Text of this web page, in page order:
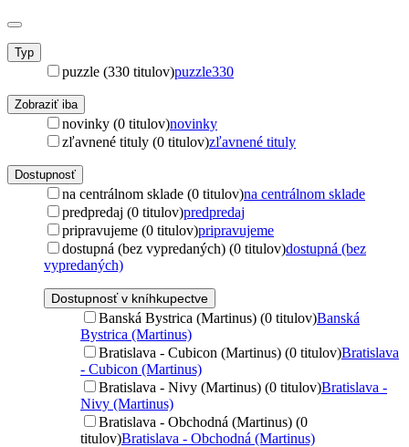
Typ
puzzle (330 titulov)puzzle330
Zobraziť iba
novinky (0 titulov)novinky
zľavnené tituly (0 titulov)zľavnené tituly
Dostupnosť
na centrálnom sklade (0 titulov)na centrálnom sklade
predpredaj (0 titulov)predpredaj
pripravujeme (0 titulov)pripravujeme
dostupná (bez vypredaných) (0 titulov)dostupná (bez
vypredaných)
Dostupnosť v kníhkupectve
Banská Bystrica (Martinus) (0 titulov)Banská
Bystrica (Martinus)
Bratislava - Cubicon (Martinus) (0 titulov)Bratislava
- Cubicon (Martinus)
Bratislava - Nivy (Martinus) (0 titulov)Bratislava -
Nivy (Martinus)
Bratislava - Obchodná (Martinus) (0
titulov)Bratislava - Obchodná (Martinus)